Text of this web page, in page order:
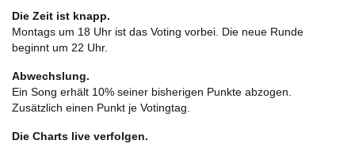
Die Zeit ist knapp.
Montags um 18 Uhr ist das Voting vorbei. Die neue Runde
beginnt um 22 Uhr.
Abwechslung.
Ein Song erhält 10% seiner bisherigen Punkte abzogen.
Zusätzlich einen Punkt je Votingtag.
Die Charts live verfolgen.